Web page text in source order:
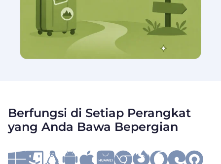
Berfungsi di Setiap Perangkat
yang Anda Bawa Bepergian